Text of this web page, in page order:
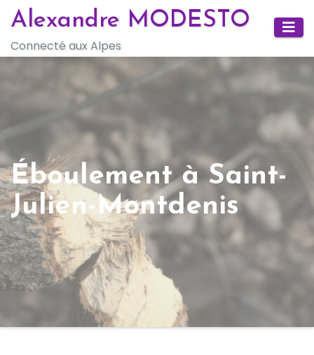
Skip
content
Alexandre MODESTO
Connecté aux Alpes
Éboulement à Saint-
Julien-Montdenis